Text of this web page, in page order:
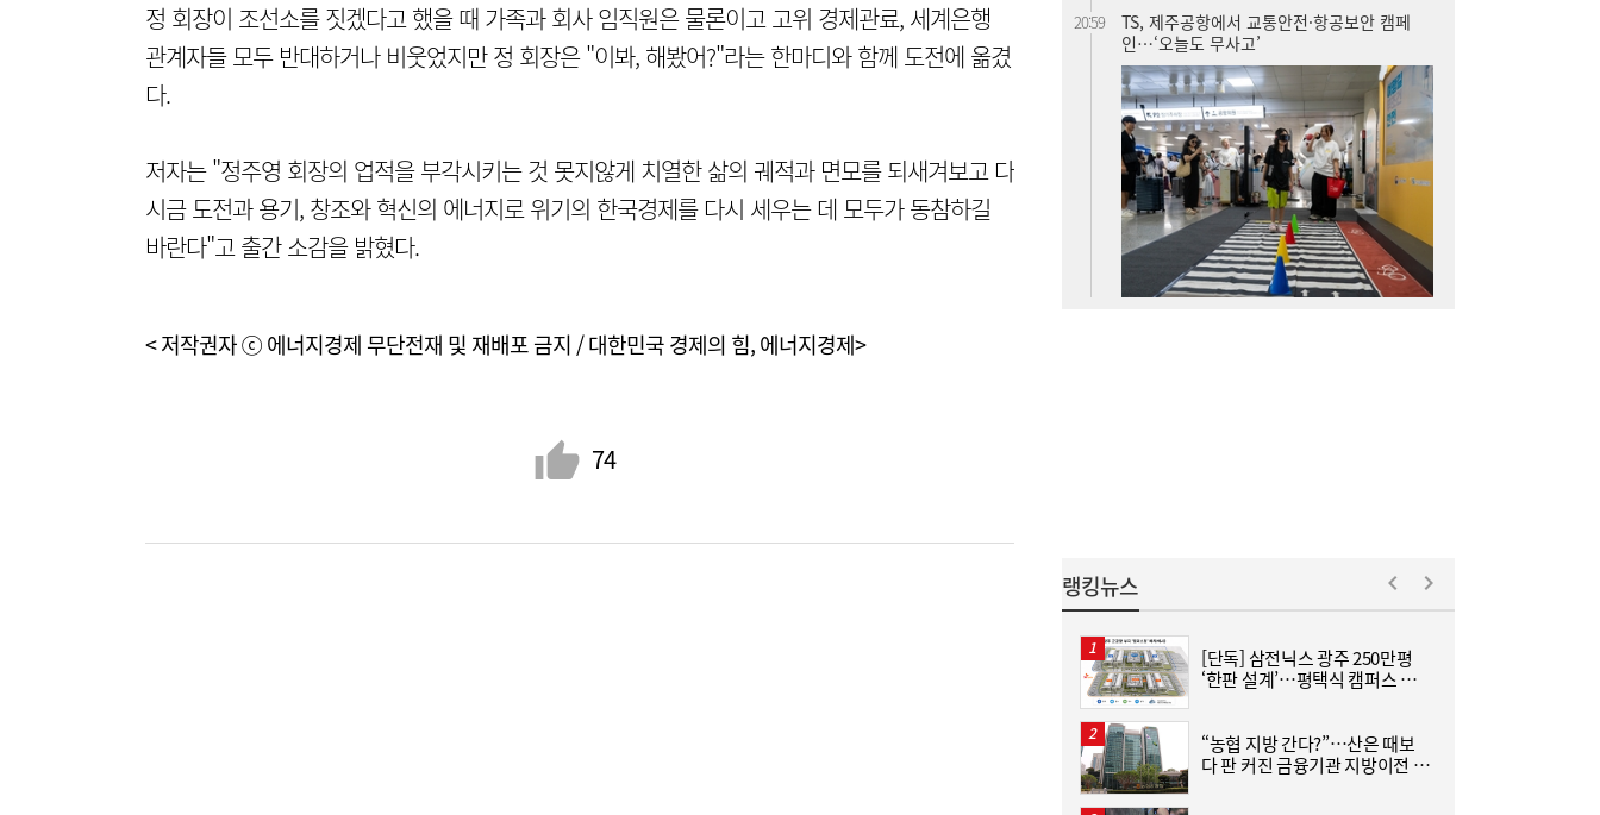
정 회장이 조선소를 짓겠다고 했을 때 가족과 회사 임직원은 물론이고 고위 경제관료, 세계은행
관계자들 모두 반대하거나 비웃었지만 정 회장은 "이봐, 해봤어?"라는 한마디와 함께 도전에 옮겼
다.
저자는 "정주영 회장의 업적을 부각시키는 것 못지않게 치열한 삶의 궤적과 면모를 되새겨보고 다
시금 도전과 용기, 창조와 혁신의 에너지로 위기의 한국경제를 다시 세우는 데 모두가 동참하길
바란다"고 출간 소감을 밝혔다.
< 저작권자 ⓒ 에너지경제 무단전재 및 재배포 금지 / 대한민국 경제의 힘, 에너지경제>
74
SK하이닉스 54조 베팅…용인엔 D램, 청주는
낸드
19:32
사상 최대 실적 이어가는 SK하이닉스…분기
배당 375원
랭킹뉴스
[단독] 삼전닉스 광주 250만평
‘한판 설계’…평택식 캠퍼스 들
“농협 지방 간다?”…산은 때보
다 판 커진 금융기관 지방이전 논